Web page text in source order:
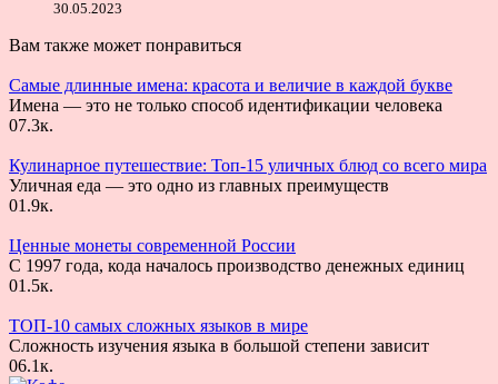
30.05.2023
Вам также может понравиться
Самые длинные имена: красота и величие в каждой букве
Имена — это не только способ идентификации человека
07.3к.
Кулинарное путешествие: Топ-15 уличных блюд со всего мира
Уличная еда — это одно из главных преимуществ
01.9к.
Ценные монеты современной России
С 1997 года, кода началось производство денежных единиц
01.5к.
ТОП-10 самых сложных языков в мире
Сложность изучения языка в большой степени зависит
06.1к.